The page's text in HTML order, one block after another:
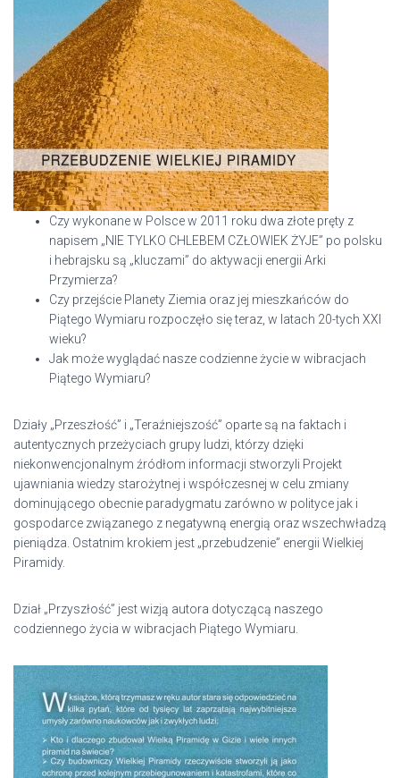
Czy wykonane w Polsce w 2011 roku dwa złote pręty z
napisem „NIE TYLKO CHLEBEM CZŁOWIEK ŻYJE” po polsku
i hebrajsku są „kluczami” do aktywacji energii Arki
Przymierza?
Czy przejście Planety Ziemia oraz jej mieszkańców do
Piątego Wymiaru rozpoczęło się teraz, w latach 20-tych XXI
wieku?
Jak może wyglądać nasze codzienne życie w wibracjach
Piątego Wymiaru?
Działy „Przeszłość” i „Teraźniejszość” oparte są na faktach i
autentycznych przeżyciach grupy ludzi, którzy dzięki
niekonwencjonalnym źródłom informacji stworzyli Projekt
ujawniania wiedzy starożytnej i współczesnej w celu zmiany
dominującego obecnie paradygmatu zarówno w polityce jak i
gospodarce związanego z negatywną energią oraz wszechwładzą
pieniądza. Ostatnim krokiem jest „przebudzenie” energii Wielkiej
Piramidy.
Dział „Przyszłość” jest wizją autora dotyczącą naszego
codziennego życia w wibracjach Piątego Wymiaru.